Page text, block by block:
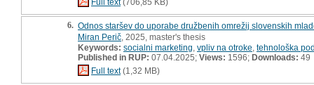
6. Odnos staršev do uporabe družbenih omrežij slovenskih
Miran Perič , 2025, master's thesis
Keywords: socialni marketing vpliv na otroke tehnološka
Published in RUP: 07.04.2025; Views: 1596; Downloads: 49
Full text(1,32 MB)